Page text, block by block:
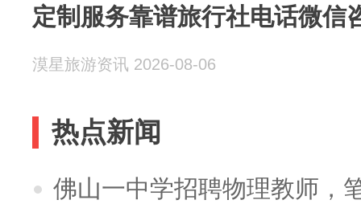
定制服务靠谱旅行社电话微信
漠星旅游资讯 2026-08-06
热点新闻
佛山一中学招聘物理教师，